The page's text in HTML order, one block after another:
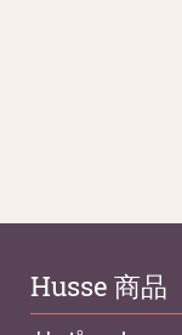
Husse 商品